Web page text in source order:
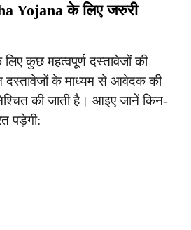
Yojana के लिए जरुरी
कुछ महत्वपूर्ण दस्तावेजों की
दस्तावेजों के माध्यम से आवेदक की
की जाती है। आइए जानें किन-
पड़ेगी: